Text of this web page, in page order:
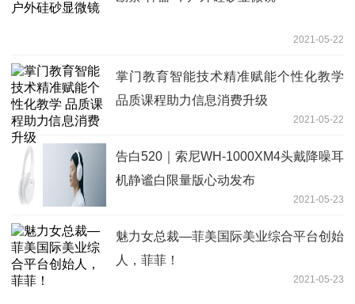
2021-05-22
掌门教育智能技术精准赋能个性化教学
品质课程助力信息消费升级
2021-05-22
告白520｜索尼WH-1000XM4头戴降噪耳
机静谧白限量版心动发布
2021-05-23
魅力女总裁—菲美国际美业综合平台创始
人，菲菲！
2021-05-23